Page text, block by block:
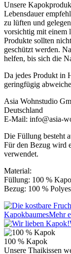
Unsere
Lebensdauer
zu lüften und
vorsichtig mit einem
Produkte sollten
geschützt werden.
helfen, bis sich die
Da jedes Produkt in
geringfügig
Asia Wohnstudio
Deutschland
E-Mail: info@asia-
Die Füllung besteht
Für den Bezug wird
verwendet.
Material:
Füllung: 100 %
Bezug: 100 %
KapokbaumesMehr
100 % Kapok
Unsere Thaikissen